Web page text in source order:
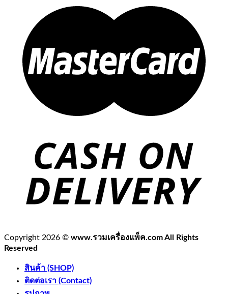
Copyright 2026 © www.รวมเครื่องแพ็ค.com All Rights
Reserved
สินค้า (SHOP)
ติดต่อเรา (Contact)